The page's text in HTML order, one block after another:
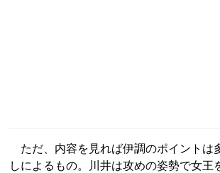
ただ、内容を見れば伊調のポイントは
しによるもの。川井は攻めの姿勢で女王